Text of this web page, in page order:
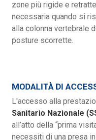
zone più rigide e
necessaria quando si
alla colonna vertebrale
posture scorrette.
MODALITÀ DI
L'accesso alla
Sanitario Nazionale
all’atto della “prima
necessiti di una presa